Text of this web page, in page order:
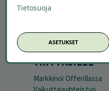
Ajankohtaista
Offerilla mediassa
YRITYKSILLE
Markkinoi Offerillassa
Vaikuttajayhteistyö
Tietosuoja
ASETUKSET